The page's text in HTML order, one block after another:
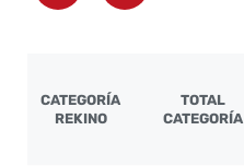
CATEGORÍA
REKINO
TOTAL
CATEGORÍA